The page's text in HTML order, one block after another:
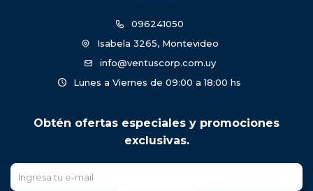
096241050
Isabela 3265, Montevideo
info@ventuscorp.com.uy
Lunes a Viernes de 09:00 a 18:00 hs
Obtén ofertas especiales y promociones
exclusivas.